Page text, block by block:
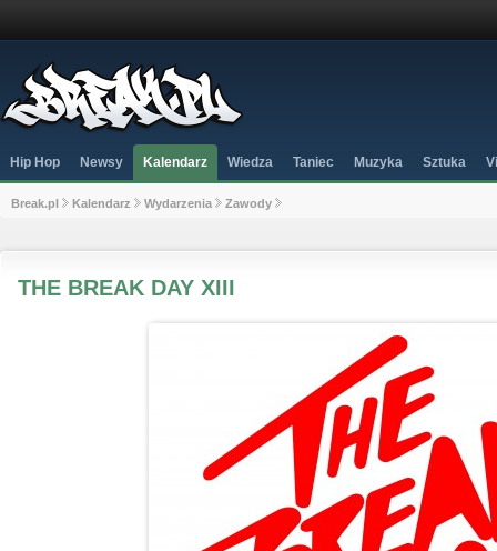
Hip Hop Newsy Kalendarz Wiedza Taniec Muzyka Sztuka
Break.pl Kalendarz Wydarzenia Zawody
THE BREAK DAY XIII